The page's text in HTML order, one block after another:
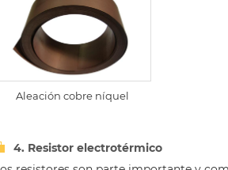
Aleación cobre níquel
4. Resistor electrotérmico